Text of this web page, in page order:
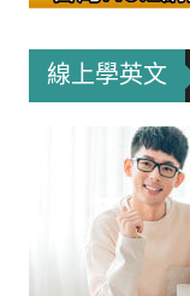
線上學英文